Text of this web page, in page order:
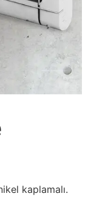
kaplamalı.